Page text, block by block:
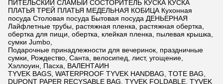
ПИТЕЛЬСКИЙ СЛАМЫЙ СОСТОРИТЕЛЬ КУСКА КУСКА
ПЛАТЬЯ ТРЕЙ ПЛАТЬЯ МЕДЕЛЬНАЯ КОБИЦА Кухонная
посуда Столовая посуда Бытовая посуда ДЕНЬЕРНАЯ
Лайфлетные трубы, растяжная пленка, растяжная обертка,
обертка для пищи, обертка, клейкая пленка, пылевая крышка,
сумки Jumbo,
Подарочные принадлежности для вечеринок, праздничные
сумки, Рождество, Санта, велосипед, лист, угощение,
Хэллоуин, Пасха, ВАЛЕНТАИН
TYVEK BAGS, WATERPROOF TYVEK HANDBAG, TOTE BAG,
DUPONT PAPER RECYSABLE BAG, TYVEK FOLDABLE, TYVEK